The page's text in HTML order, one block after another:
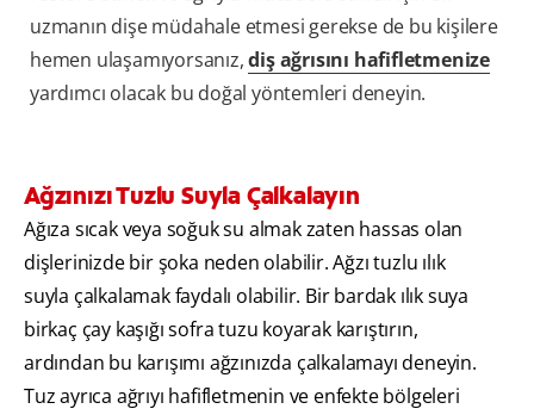
uzmanın dişe müdahale etmesi gerekse de bu kişilere
hemen ulaşamıyorsanız,diş ağrısını hafifletmenize
yardımcı olacak bu doğal yöntemleri deneyin.
Ağzınızı Tuzlu Suyla Çalkalayın
Ağıza sıcak veya soğuk su almak zaten hassas olan
dişlerinizde bir şoka neden olabilir. Ağzı tuzlu ılık
suyla çalkalamak faydalı olabilir. Bir bardak ılık suya
birkaç çay kaşığı sofra tuzu koyarak karıştırın,
ardından bu karışımı ağzınızda çalkalamayı deneyin.
Tuz ayrıca ağrıyı hafifletmenin ve enfekte bölgeleri